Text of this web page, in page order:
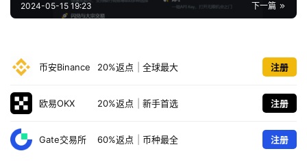
下一篇
2024-05-15 19:23
币安Binance 20%返点 全球最大 注册
欧易OKX 20%返点 新手首选 注册
Gate交易所 60%返点 币种最全 注册